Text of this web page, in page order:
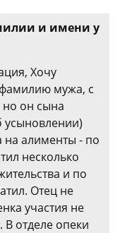
и имени у
Хочу
мужа, с
но он сына
усыновлении)
на алименты - по
несколько
и по
Отец не
участия не
отделе опеки